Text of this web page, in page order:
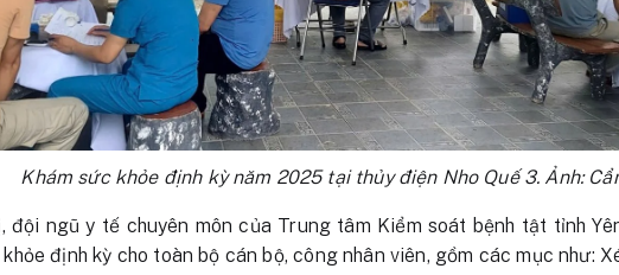
Khám sức khỏe định kỳ năm 2025 tại thủy điện Nho Quế 3. Ảnh:
đội ngũ y tế chuyên môn của Trung tâm Kiểm soát bệnh tật tỉnh
định kỳ cho toàn bộ cán bộ, công nhân viên, gồm các mục như: